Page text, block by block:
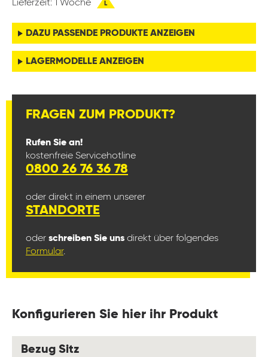
Lieferzeit: 1 Woche L
DAZU PASSENDE PRODUKTE ANZEIGEN
LAGERMODELLE ANZEIGEN
FRAGEN ZUM PRODUKT?
Rufen Sie an!
kostenfreie Servicehotline
0800 26 76 36 78
oder direkt in einem unserer
STANDORTE
oder schreiben Sie uns direkt über folgendes
Formular.
Konfigurieren Sie hier ihr Produkt
Bezug Sitz